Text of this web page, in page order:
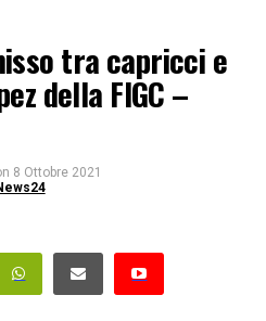
tra capricci e
della FIGC –
8 Ottobre 2021